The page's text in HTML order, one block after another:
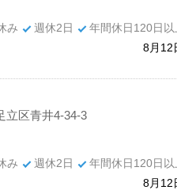
み 週休2日 年間休日120日以
8月12
立区青井4-34-3
み 週休2日 年間休日120日以
8月12